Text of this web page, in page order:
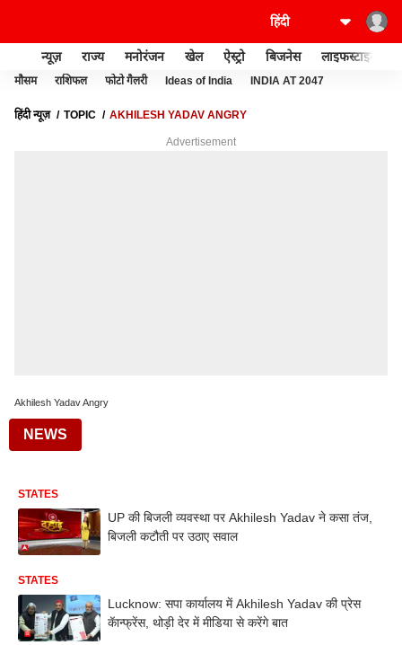
न्यूज़ राज्य मनोरंजन खेल ऐस्ट्रो बिजनेस लाइफस्टाइल
मौसम राशिफल फोटो गैलरी Ideas of India INDIA AT 2047
हिंदी न्यूज़ TOPIC AKHILESH YADAV ANGRY
Advertisement
Akhilesh Yadav Angry
NEWS
STATES
UP की बिजली व्यवस्था पर Akhilesh Yadav ने कसा तंज,
बिजली कटौती पर उठाए सवाल
STATES
Lucknow: सपा कार्यालय में Akhilesh Yadav की प्रेस
कॅान्फ्रेंस, थोड़ी देर में मीडिया से करेंगे बात